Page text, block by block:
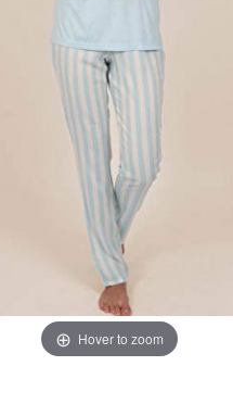
Hover to zoom